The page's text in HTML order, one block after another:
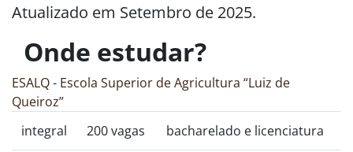
Atualizado em Setembro de 2025.
Onde estudar?
ESALQ - Escola Superior de Agricultura “Luiz de
Queiroz”
integral
200 vagas bacharelado e licenciatura